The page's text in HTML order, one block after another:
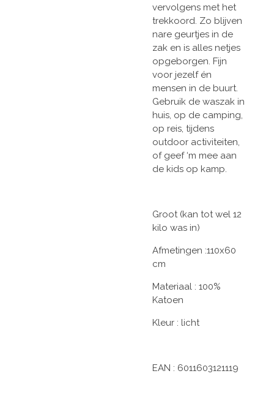
vervolgens met het
trekkoord. Zo blijven
nare geurtjes in de
zak en is alles netjes
opgeborgen. Fijn
voor jezelf én
mensen in de buurt.
Gebruik de waszak in
huis, op de camping,
op reis, tijdens
outdoor activiteiten,
of geef ‘m mee aan
de kids op kamp.
Groot (kan tot wel 12
kilo was in)
Afmetingen :110x60
cm
Materiaal : 100%
Katoen
Kleur : licht
EAN : 6011603121119